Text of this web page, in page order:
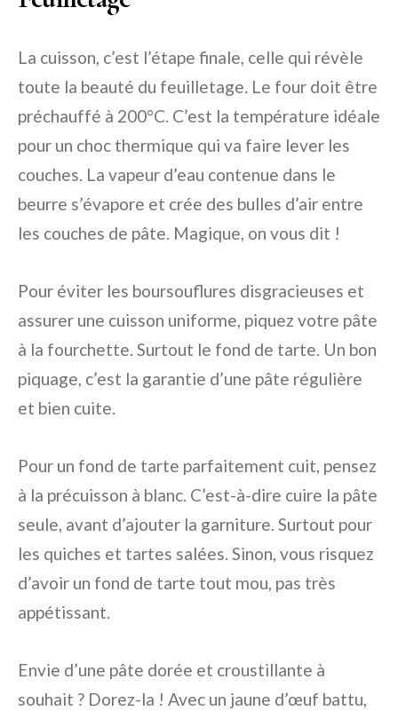
La cuisson, c’est l’étape finale, celle qui révèle
toute la beauté du feuilletage. Le four doit être
préchauffé à 200°C. C’est la température idéale
pour un choc thermique qui va faire lever les
couches. La vapeur d’eau contenue dans le
beurre s’évapore et crée des bulles d’air entre
les couches de pâte. Magique, on vous dit !
Pour éviter les boursouflures disgracieuses et
assurer une cuisson uniforme, piquez votre pâte
à la fourchette. Surtout le fond de tarte. Un bon
piquage, c’est la garantie d’une pâte régulière
et bien cuite.
Pour un fond de tarte parfaitement cuit, pensez
à la précuisson à blanc. C’est-à-dire cuire la pâte
seule, avant d’ajouter la garniture. Surtout pour
les quiches et tartes salées. Sinon, vous risquez
d’avoir un fond de tarte tout mou, pas très
appétissant.
Envie d’une pâte dorée et croustillante à
souhait ? Dorez-la ! Avec un jaune d’œuf battu,